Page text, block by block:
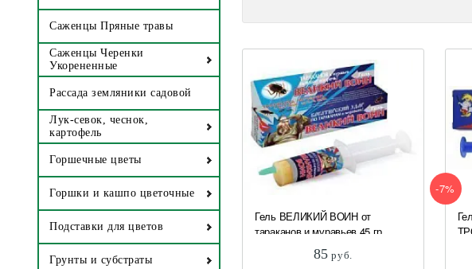
Саженцы Пряные травы
Саженцы Черенки
Укорененные
Рассада земляники садовой
Лук-севок, чеснок,
картофель
Горшечные цветы
Горшки и кашпо цветочные
Подставки для цветов
Грунты и субстраты
Гель ВЕЛИКИЙ ВОИН от
тараканов и муравьев 45 гр...
85 руб.
-7%